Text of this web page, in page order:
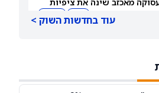
עוד בחדשות השוק >